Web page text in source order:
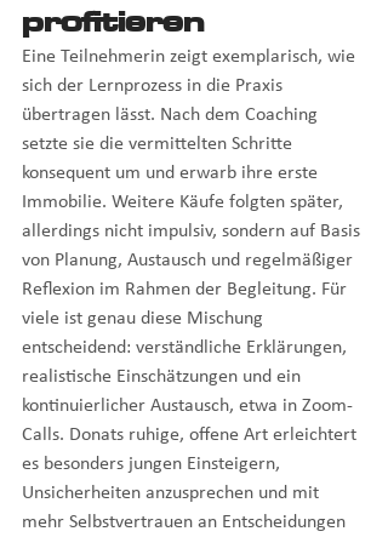
profitieren
Eine Teilnehmerin zeigt exemplarisch, wie
sich der Lernprozess in die Praxis
übertragen lässt. Nach dem Coaching
setzte sie die vermittelten Schritte
konsequent um und erwarb ihre erste
Immobilie. Weitere Käufe folgten später,
allerdings nicht impulsiv, sondern auf Basis
von Planung, Austausch und regelmäßiger
Reflexion im Rahmen der Begleitung. Für
viele ist genau diese Mischung
entscheidend: verständliche Erklärungen,
realistische Einschätzungen und ein
kontinuierlicher Austausch, etwa in Zoom-
Calls. Donats ruhige, offene Art erleichtert
es besonders jungen Einsteigern,
Unsicherheiten anzusprechen und mit
mehr Selbstvertrauen an Entscheidungen